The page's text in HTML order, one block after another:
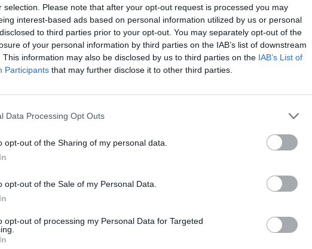
selection. Please note that after your opt-out request is processed you may
interest-based ads based on personal information utilized by us or personal
to third parties prior to your opt-out. You may separately opt-out of the
of your personal information by third parties on the IAB’s list of downstream
This information may also be disclosed by us to third parties on the IAB’s List of
Participants that may further disclose it to other third parties.
Data Processing Opt Outs
opt-out of the Sharing of my personal data.
opt-out of the Sale of my Personal Data.
opt-out of processing my Personal Data for Targeted
του Ινστιτούτου Γκαμαλέγια,
V, με την AstraZeneca,
χώρες πρέπει να
εμβολίων.
συνολικά τρία εμβόλια
και CoviVac.
από το Κυβερνητικό
Ακαδημίας Επιστημών
και